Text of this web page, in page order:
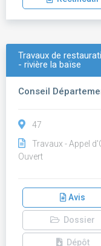
Travaux de
- rivière la baïse
Conseil
47
Travaux - Appel
Ouvert
Avis
Dossier
Dépôt